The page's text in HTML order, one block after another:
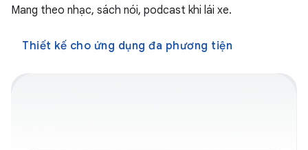
Mang theo nhạc, sách nói, podcast khi lái xe.
Thiết kế cho ứng dụng đa phương tiện